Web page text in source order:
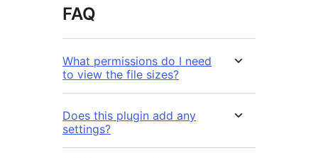
FAQ
What permissions do I need
to view the file sizes?
Does this plugin add any
settings?